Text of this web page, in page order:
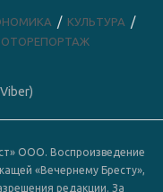
КУЛЬТУРА
ООО. Воспроизведение
«Вечернему Бресту»,
редакции. За